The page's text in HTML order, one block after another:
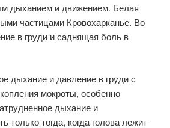
дыханием и движением. Белая
частицами Кровохарканье. Во
в груди и саднящая боль в
дыхание и давление в груди с
мокроты, особенно
дыхание и
только тогда, когда голова лежит